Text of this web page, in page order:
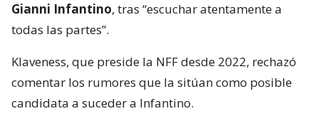
Gianni Infantino, tras “escuchar atentamente a
todas las partes”.
Klaveness, que preside la NFF desde 2022, rechazó
comentar los rumores que la sitúan como posible
candidata a suceder a Infantino.